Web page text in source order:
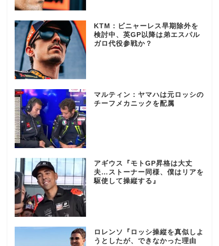
KTM：ビニャーレス早期除外を
検討中、英GP以降は弟エスパル
ガロ代役参戦か？
マルティン：ヤマハは元ロッシの
チーフメカニックを配属
アギウス『モトGP昇格は大丈
夫…ストーナー同様、僕はリアを
駆使して操縦する』
ロレンソ『ロッシ操縦を真似しよ
うとしたが、できなかった理由